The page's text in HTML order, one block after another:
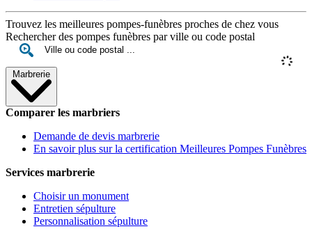
Trouvez les meilleures pompes-funèbres proches de chez vous
Rechercher des pompes funèbres par ville ou code postal
Marbrerie
Comparer les marbriers
Demande de devis marbrerie
En savoir plus sur la certification Meilleures Pompes Funèbres
Services marbrerie
Choisir un monument
Entretien sépulture
Personnalisation sépulture